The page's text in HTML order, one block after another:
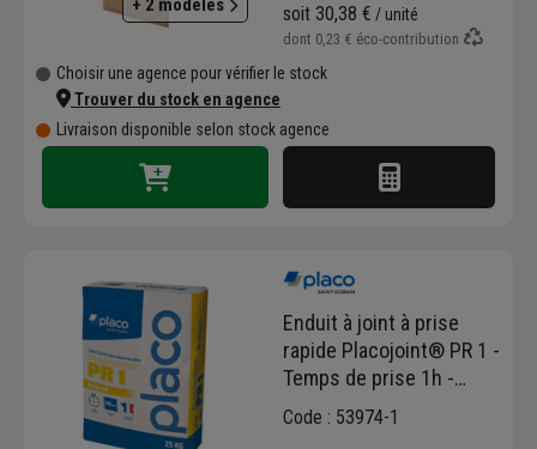
+ 2 modèles soit 30,38 € / unité
dont 0,23 € éco-contribution
Choisir une agence pour vérifier le stock
Trouver du stock en agence
Livraison disponible selon stock agence
Enduit à joint à prise
rapide Placojoint® PR 1 -
Temps de prise 1h -
Blanc - Sac de 25 kg
Code : 53974-1